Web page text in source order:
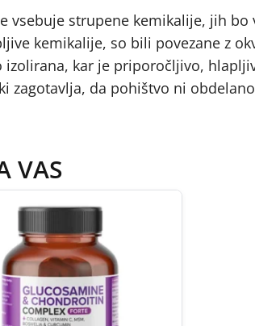
vsebuje strupene kemikalije, jih bo
kemikalije, so bili povezane z
kar je priporočljivo,
zagotavlja, da pohištvo ni
VAS